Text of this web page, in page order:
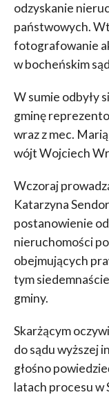
odzyskanie
państwowych.
fotografowanie
w bocheńskim
W sumie odbyły
gminę
wraz z mec.
wójt Wojciech
Wczoraj
Katarzyna
postanowienie
nieruchomości
obejmujących
tym
gminy.
Skarżącym
do sądu wyższej
głośno
latach procesu w